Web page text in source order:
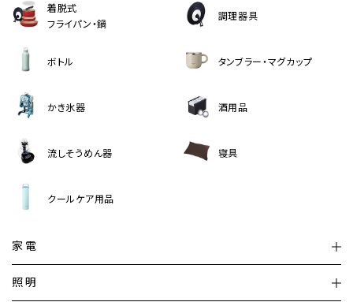
着脱式
フライパン・鍋
調理器具
ボトル タンブラー・マグカップ
かき氷器 酒用品
流しそうめん器 寝具
クールケア用品
家電
照明